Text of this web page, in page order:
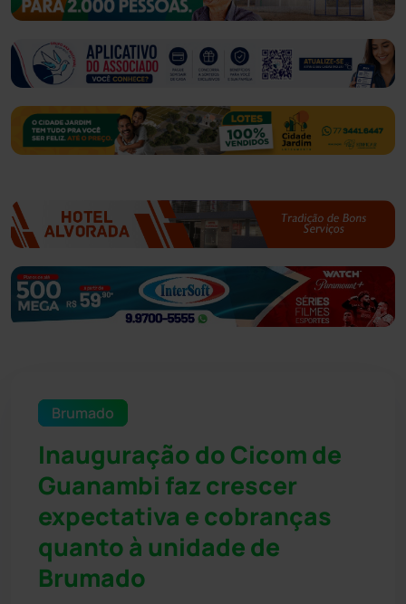
Brumado
Inauguração do Cicom de
Guanambi faz crescer
expectativa e cobranças
quanto à unidade de
Brumado